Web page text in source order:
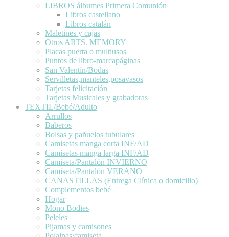
LIBROS álbumes Primera Comunión
Libros castellano
Libros catalán
Maletines y cajas
Otros ARTS. MEMORY
Placas puerta o multiusos
Puntos de libro-marcapáginas
San Valentín/Bodas
Servilletas,manteles,posavasos
Tarjetas felicitación
Tarjetas Musicales y grabadoras
TEXTIL/Bebé/Adulto
Arrullos
Baberos
Bolsas y pañuelos tubulares
Camisetas manga corta INF/AD
Camisetas manga larga INF/AD
Camiseta/Pantalón INVIERNO
Camiseta/Pantalón VERANO
CANASTILLAS (Entrega Clínica o domicilio)
Complementos bebé
Hogar
Mono Bodies
Peleles
Pijamas y camisones